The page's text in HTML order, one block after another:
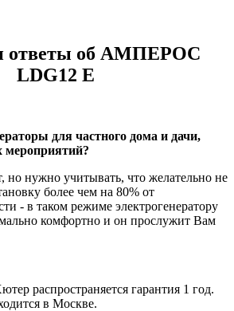
ответы об АМПЕРОС
LDG12 E
для частного дома и дачи,
мероприятий?
но нужно учитывать, что желательно не
более чем на 80% от
- в таком режиме электрогенератору
комфортно и он прослужит Вам
распространяется гарантия 1 год.
в Москве.